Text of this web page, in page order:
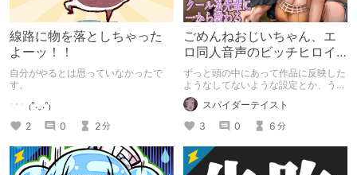
線路に物を落としちゃった
よーッ！！
自分がやるとは思っていなかったで
す。
₍ᐢ.ˬ.ᐢ₎
2
0 2分
ごめんねおじいちゃん、エ
ロ同人音声のビッチヒロイ
ンに名前使って～過去作品
コンセプトを思い出そう～
ずっと頭の中にあって作品に反映した
ようなしてないような設定とか、うち
のヒロイン達の名づけの法則とかを頭
の中の映●研の金●さんに「そこにあ
っちゃいけねえんだよ」といわれたの
でとりあえず垂れ流します。
スパイダーテイスト
3
0 6 分